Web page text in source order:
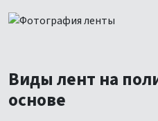
Виды лент на
основе